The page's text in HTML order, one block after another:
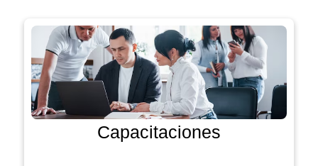
Capacitaciones